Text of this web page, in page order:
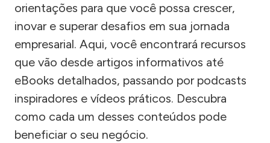
orientações para que você possa crescer,
inovar e superar desafios em sua jornada
empresarial. Aqui, você encontrará recursos
que vão desde artigos informativos até
eBooks detalhados, passando por podcasts
inspiradores e vídeos práticos. Descubra
como cada um desses conteúdos pode
beneficiar o seu negócio.